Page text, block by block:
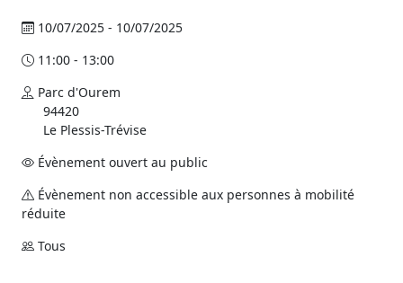
10/07/2025 - 10/07/2025
11:00 - 13:00
Parc d'Ourem
94420
Le Plessis-Trévise
Évènement ouvert au public
Évènement non accessible aux personnes à mobilité
réduite
Tous